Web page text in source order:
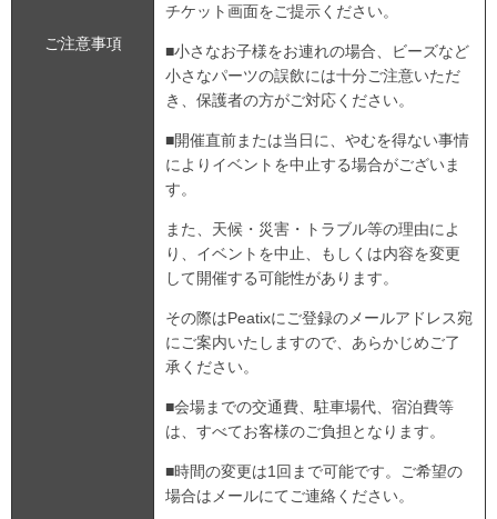
ご注意事項
チケット画面をご提示ください。
■小さなお子様をお連れの場合、ビーズなど
小さなパーツの誤飲には十分ご注意いただ
き、保護者の方がご対応ください。
■開催直前または当日に、やむを得ない事情
によりイベントを中止する場合がございま
す。
また、天候・災害・トラブル等の理由によ
り、イベントを中止、もしくは内容を変更
して開催する可能性があります。
その際はPeatixにご登録のメールアドレス宛
にご案内いたしますので、あらかじめご了
承ください。
■会場までの交通費、駐車場代、宿泊費等
は、すべてお客様のご負担となります。
■時間の変更は1回まで可能です。ご希望の
場合はメールにてご連絡ください。